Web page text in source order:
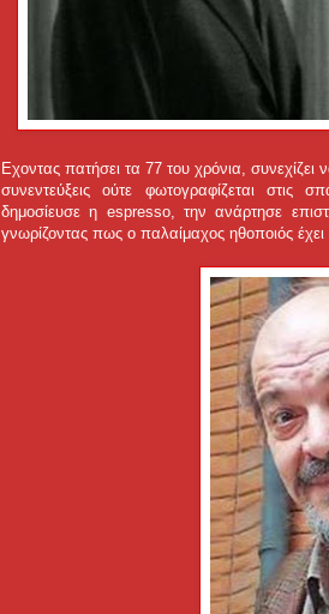
Εχοντας πατήσει τα 77 του χρόνια, συνεχίζει
συνεντεύξεις ούτε φωτογραφίζεται στις
δημοσίευσε η espresso, την ανάρτησε
γνωρίζοντας πως ο παλαίμαχος ηθοποιός